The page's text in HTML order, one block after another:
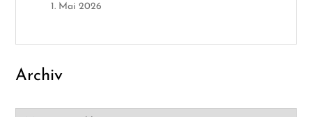
1. Mai 2026
Archiv